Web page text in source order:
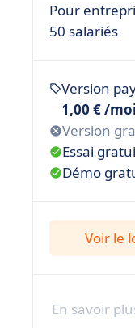
Pour
50 salariés
Version
1,00 € /
Version
Essai
Démo
Voir le
En savoir